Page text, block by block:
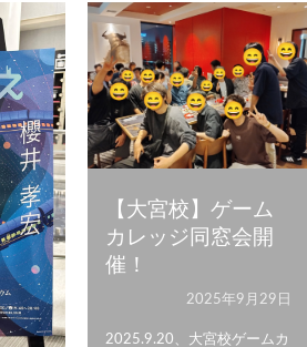
【大宮校】ゲーム
カレッジ同窓会開
催！
2025年9月29日
2025.9.20、大宮校ゲームカ